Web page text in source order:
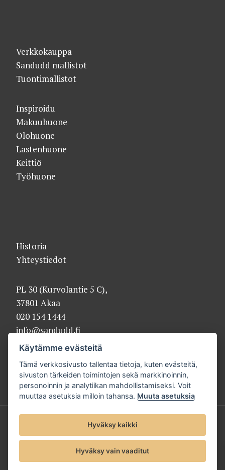
Verkkokauppa
Sandudd mallistot
Tuontimallistot
Inspiroidu
Makuuhuone
Olohuone
Lastenhuone
Keittiö
Työhuone
Historia
Yhteystiedot
PL 30 (Kurvolantie 5 C),
37801 Akaa
020 154 1444
info@sandudd.fi
Tietosuojaseloste
Evästeet
Käytämme evästeitä
Tämä verkkosivusto tallentaa tietoja, kuten evästeitä,
sivuston tärkeiden toimintojen sekä markkinoinnin,
personoinnin ja analytiikan mahdollistamiseksi. Voit
muuttaa asetuksia milloin tahansa. Muuta asetuksia
Hyväksy kaikki
Hyväksy vain vaaditut